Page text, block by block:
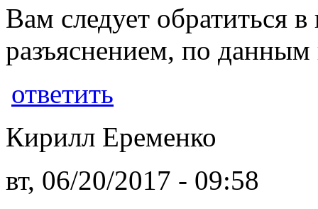
Вам следует обратиться
разъяснением, по
ответить
Кирилл Еременко
вт, 06/20/2017 - 09:58